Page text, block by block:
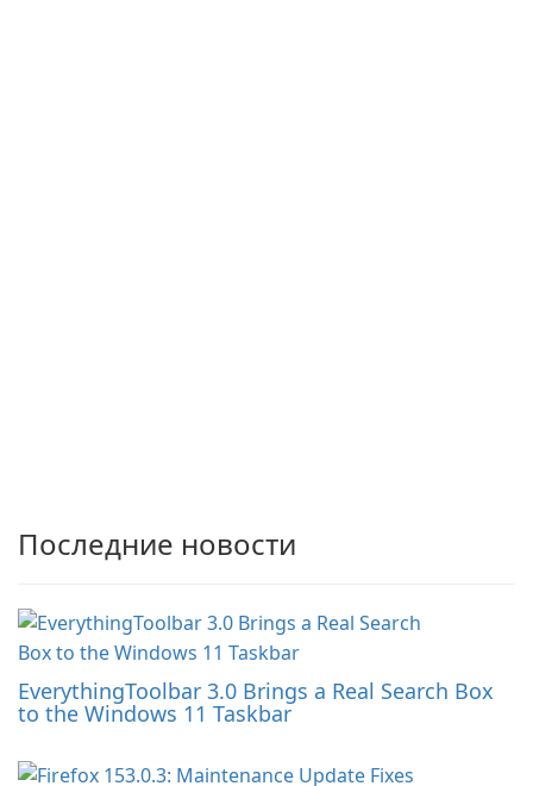
Последние новости
EverythingToolbar 3.0 Brings a Real Search Box
to the Windows 11 Taskbar